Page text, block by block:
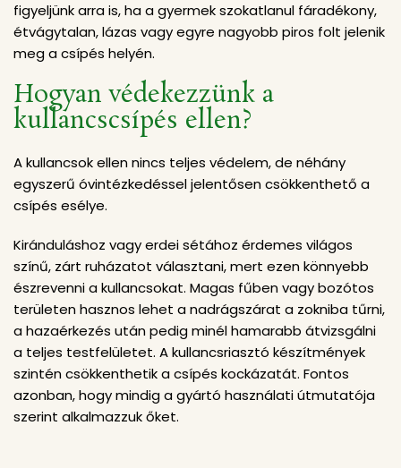
figyeljünk arra is, ha a gyermek szokatlanul fáradékony,
étvágytalan, lázas vagy egyre nagyobb piros folt jelenik
meg a csípés helyén.
Hogyan védekezzünk a
kullancscsípés ellen?
A kullancsok ellen nincs teljes védelem, de néhány
egyszerű óvintézkedéssel jelentősen csökkenthető a
csípés esélye.
Kiránduláshoz vagy erdei sétához érdemes világos
színű, zárt ruházatot választani, mert ezen könnyebb
észrevenni a kullancsokat. Magas fűben vagy bozótos
területen hasznos lehet a nadrágszárat a zokniba tűrni,
a hazaérkezés után pedig minél hamarabb átvizsgálni
a teljes testfelületet. A kullancsriasztó készítmények
szintén csökkenthetik a csípés kockázatát. Fontos
azonban, hogy mindig a gyártó használati útmutatója
szerint alkalmazzuk őket.